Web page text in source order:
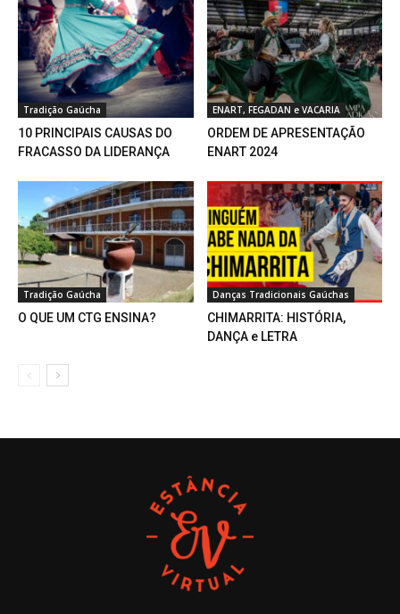
Tradição Gaúcha
10 PRINCIPAIS CAUSAS DO
FRACASSO DA LIDERANÇA
ENART, FEGADAN e VACARIA
ORDEM DE APRESENTAÇÃO
ENART 2024
Tradição Gaúcha
O QUE UM CTG ENSINA?
Danças Tradicionais Gaúchas
CHIMARRITA: HISTÓRIA,
DANÇA e LETRA